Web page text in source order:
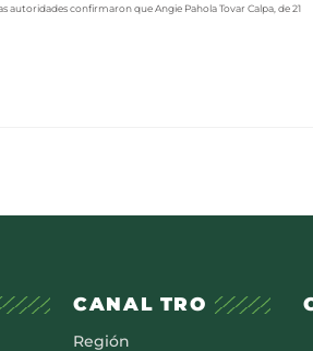
autoridades confirmaron que Angie Pahola Tovar Calpa, de 21
CANAL TRO
Región